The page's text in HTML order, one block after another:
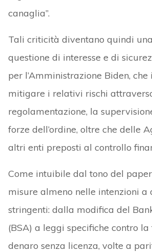
canaglia”.
Tali criticità diventano quindi
questione di interesse e di
per l’Amministrazione Biden, che
mitigare i relativi rischi
regolamentazione, la
forze dell’ordine, oltre che delle
altri enti preposti al controllo
Come intuibile dal tono del
misure almeno nelle intenzioni a
stringenti: dalla modifica del
(BSA) a leggi specifiche contro
denaro senza licenza, volte a